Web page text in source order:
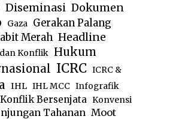
Diseminasi Dokumen
Gaza Gerakan Palang
Merah Headline
Konflik Hukum
ICRC ICRC &
IHL IHL MCC Infografik
Konflik Bersenjata Konvensi
Tahanan Moot